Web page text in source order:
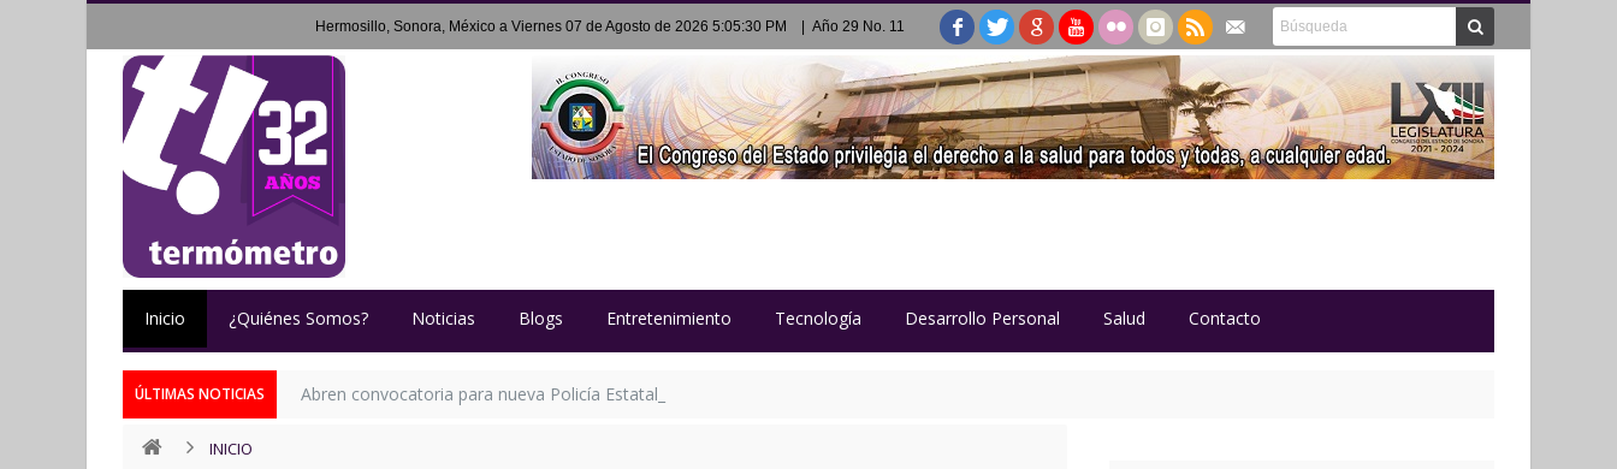
Hermosillo, Sonora, México a Viernes 07 de Agosto de 2026 5:05:30 PM | Año 29 No. 11
Inicio ¿Quiénes Somos? Noticias Blogs Entretenimiento Tecnología Desarrollo Personal Salud Contacto
ÚLTIMAS NOTICIAS Abren convocatoria para nueva Policía Estatal Penitenciaria
INICIO